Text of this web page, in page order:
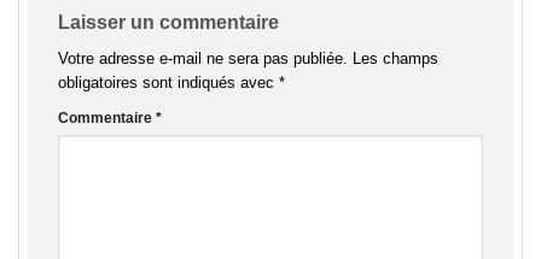
Laisser un commentaire
Votre adresse e-mail ne sera pas publiée. Les champs
obligatoires sont indiqués avec *
Commentaire *